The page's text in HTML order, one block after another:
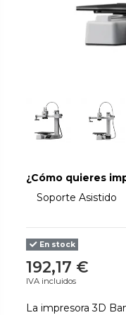
¿Cómo quieres
Más que la
Soporte Asistido
En stock
192,17 €
IVA incluidos
La impresora 3D